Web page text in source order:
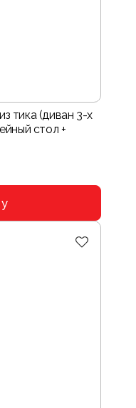
тика (диван 3-х
стол +